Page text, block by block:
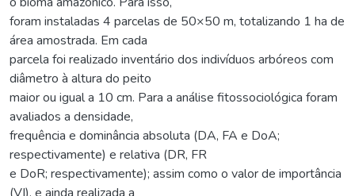
foram instaladas 4 parcelas de 50×50 m, totalizando 1 ha de
área amostrada. Em cada
parcela foi realizado inventário dos indivíduos arbóreos com
diâmetro à altura do peito
maior ou igual a 10 cm. Para a análise fitossociológica foram
avaliados a densidade,
frequência e dominância absoluta (DA, FA e DoA;
respectivamente) e relativa (DR, FR
e DoR; respectivamente); assim como o valor de importância